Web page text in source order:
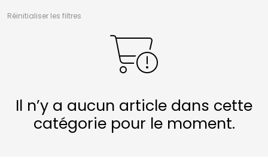
Réinitialiser les filtres
Il n’y a aucun article dans cette
catégorie pour le moment.